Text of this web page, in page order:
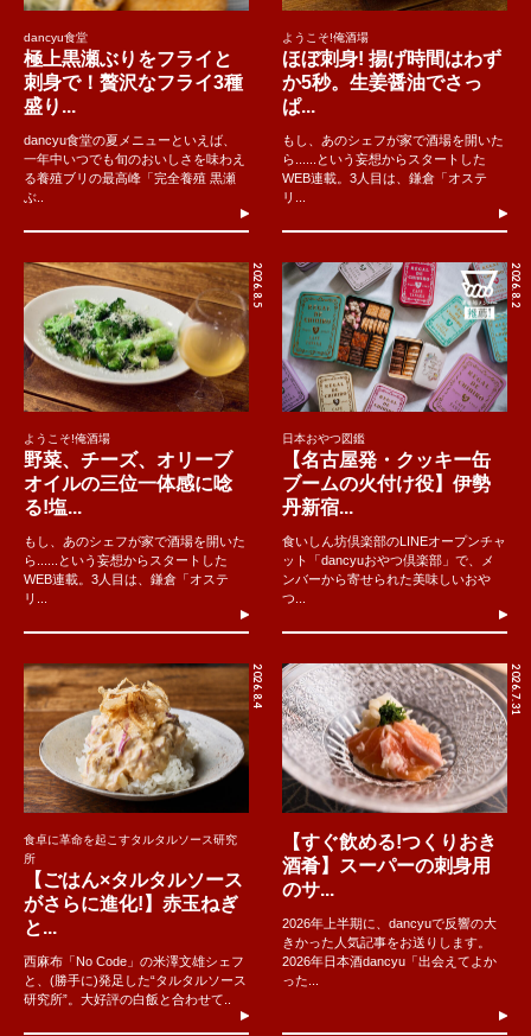
dancyu食堂
極上黒瀬ぶりをフライと
刺身で！贅沢なフライ3種
盛り...
dancyu食堂の夏メニューといえば、
一年中いつでも旬のおいしさを味わえ
る養殖ブリの最高峰「完全養殖 黒瀬
ぶ..
ようこそ!俺酒場
ほぼ刺身! 揚げ時間はわず
か5秒。生姜醤油でさっ
ぱ...
もし、あのシェフが家で酒場を開いた
ら......という妄想からスタートした
WEB連載。3人目は、鎌倉「オステ
リ...
2026.8.5
ようこそ!俺酒場
野菜、チーズ、オリーブ
オイルの三位一体感に唸
る!塩...
もし、あのシェフが家で酒場を開いた
ら......という妄想からスタートした
WEB連載。3人目は、鎌倉「オステ
リ...
2026.8.2
日本おやつ図鑑
【名古屋発・クッキー缶
ブームの火付け役】伊勢
丹新宿...
食いしん坊倶楽部のLINEオープンチャ
ット「dancyuおやつ倶楽部」で、メ
ンバーから寄せられた美味しいおや
つ...
2026.8.4
食卓に革命を起こすタルタルソース研究
所
【ごはん×タルタルソース
がさらに進化!】赤玉ねぎ
と...
西麻布「No Code」の米澤文雄シェフ
と、(勝手に)発足した“タルタルソース
研究所”。大好評の白飯と合わせて..
2026.7.31
【すぐ飲める!つくりおき
酒肴】スーパーの刺身用
のサ...
2026年上半期に、dancyuで反響の大
きかった人気記事をお送りします。
2026年日本酒dancyu「出会えてよか
った...